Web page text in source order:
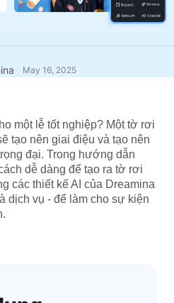
May 16, 2025
một lễ tốt nghiệp? Một tờ rơi
tạo nên giai điệu và tạo nên
đại. Trong hướng dẫn
dễ dàng để tạo ra tờ rơi
các thiết kế AI của Dreamina
dịch vụ - để làm cho sự kiện